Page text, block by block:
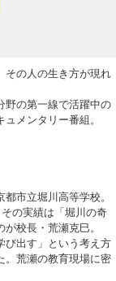
その人の生き方が現れ
野の第一線で活躍中の
メンタリー番組。
市立堀川高等学校。
の実績は「堀川の奇
校長・荒瀬克巳。
び出す」という考え方
。荒瀬の教育現場に密